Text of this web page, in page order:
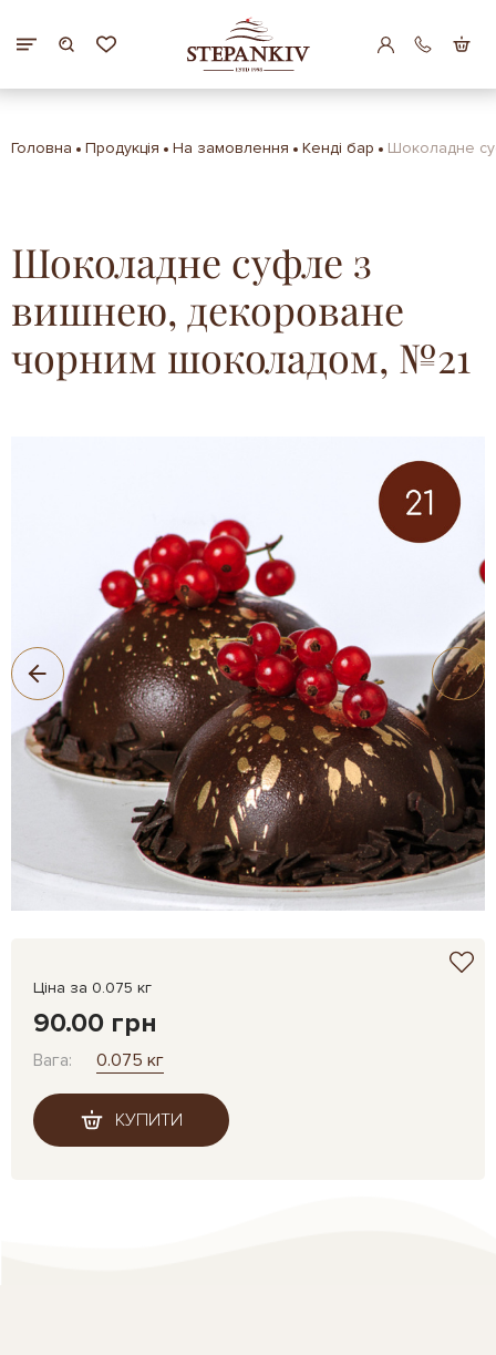
Головна Продукція На замовлення Кенді бар Шоколадне
Шоколадне суфле з
вишнею, декороване
чорним шоколадом, №21
Ціна за 0.075 кг
90.00 грн
Вага: 0.075 кг
КУПИТИ